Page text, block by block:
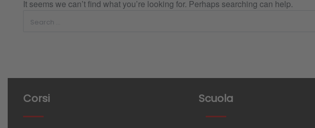
It seems we can’t find what you’re looking for. Perhaps searching can help.
Corsi Scuola